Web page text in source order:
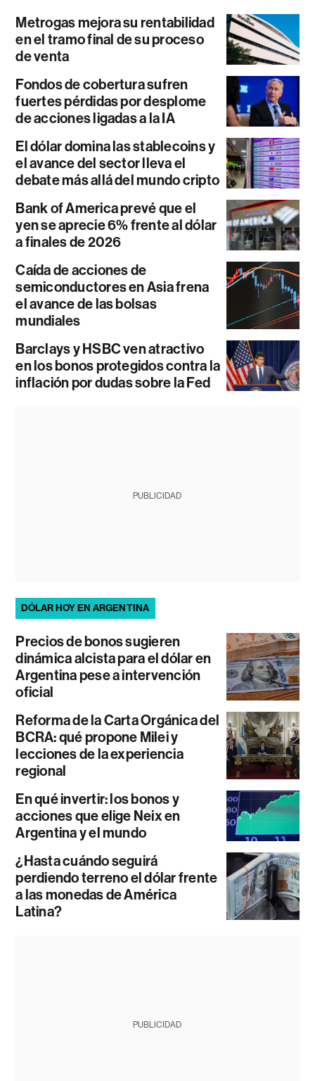
Metrogas mejora su rentabilidad
en el tramo final de su proceso
de venta
Fondos de cobertura sufren
fuertes pérdidas por desplome
de acciones ligadas a la IA
El dólar domina las stablecoins y
el avance del sector lleva el
debate más allá del mundo cripto
Bank of America prevé que el
yen se aprecie 6% frente al dólar
a finales de 2026
Caída de acciones de
semiconductores en Asia frena
el avance de las bolsas
mundiales
Barclays y HSBC ven atractivo
en los bonos protegidos contra la
inflación por dudas sobre la Fed
PUBLICIDAD
DÓLAR HOY EN ARGENTINA
Precios de bonos sugieren
dinámica alcista para el dólar en
Argentina pese a intervención
oficial
Reforma de la Carta Orgánica del
BCRA: qué propone Milei y
lecciones de la experiencia
regional
En qué invertir: los bonos y
acciones que elige Neix en
Argentina y el mundo
¿Hasta cuándo seguirá
perdiendo terreno el dólar frente
a las monedas de América
Latina?
PUBLICIDAD